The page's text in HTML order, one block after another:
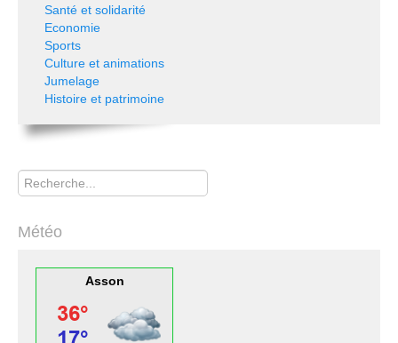
Santé et solidarité
Economie
Sports
Culture et animations
Jumelage
Histoire et patrimoine
Rechercher
Météo
Asson